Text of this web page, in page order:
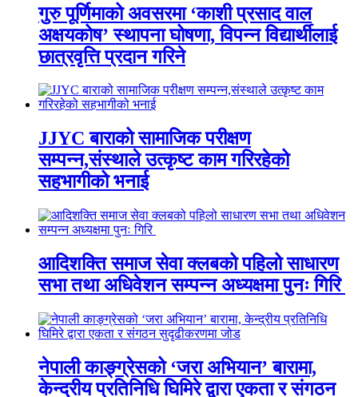
गुरु पूर्णिमाको अवसरमा ‘काशी प्रसाद वाल
अक्षयकोष’ स्थापना घोषणा, विपन्न विद्यार्थीलाई
छात्रवृत्ति प्रदान गरिने
JJYC बाराको सामाजिक परीक्षण
सम्पन्न,संस्थाले उत्कृष्ट काम गरिरहेको
सहभागीको भनाई
आदिशक्ति समाज सेवा क्लबको पहिलो साधारण
सभा तथा अधिवेशन सम्पन्न अध्यक्षमा पुनः गिरि
नेपाली काङ्ग्रेसको ‘जरा अभियान’ बारामा,
केन्द्रीय प्रतिनिधि घिमिरे द्वारा एकता र संगठन